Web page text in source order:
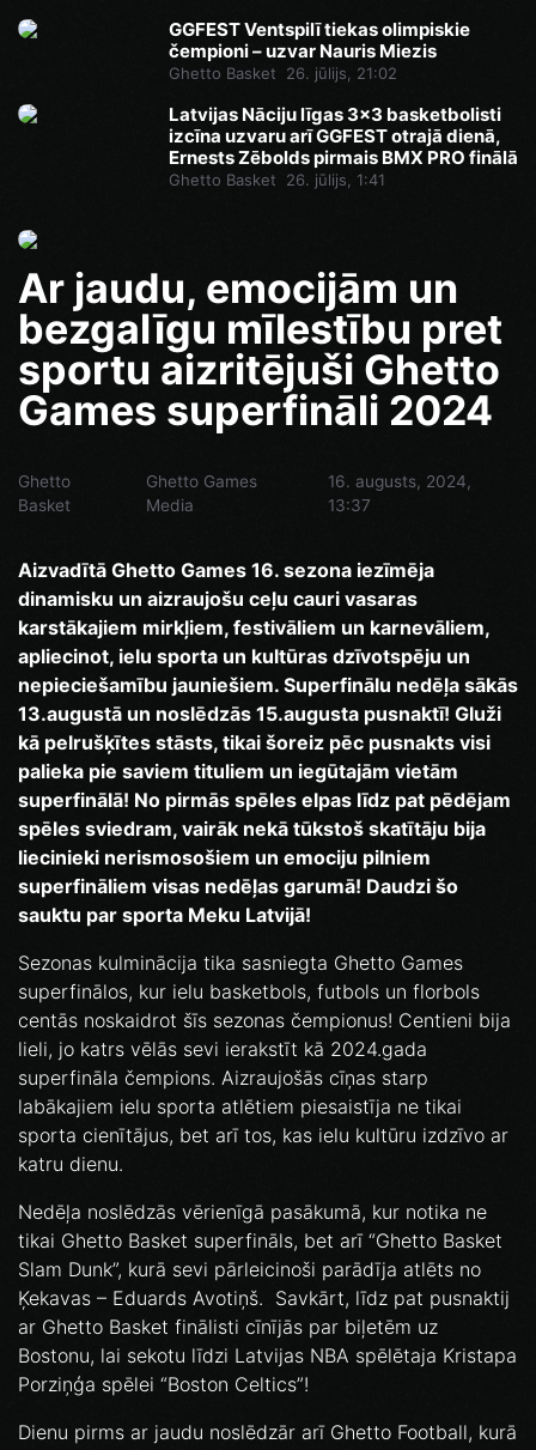
GGFEST Ventspilī tiekas olimpiskie
čempioni – uzvar Nauris Miezis
Ghetto Basket 26. jūlijs, 21:02
Latvijas Nāciju līgas 3x3 basketbolisti
izcīna uzvaru arī GGFEST otrajā dienā,
Ernests Zēbolds pirmais BMX PRO finālā
Ghetto Basket 26. jūlijs, 1:41
Ar jaudu, emocijām un
bezgalīgu mīlestību pret
sportu aizritējuši Ghetto
Games superfināli 2024
Ghetto
Basket
Ghetto Games
Media
16. augusts, 2024,
13:37
Aizvadītā Ghetto Games 16. sezona iezīmēja
dinamisku un aizraujošu ceļu cauri vasaras
karstākajiem mirkļiem, festivāliem un karnevāliem,
apliecinot, ielu sporta un kultūras dzīvotspēju un
nepieciešamību jauniešiem. Superfinālu nedēļa sākās
13.augustā un noslēdzās 15.augusta pusnaktī! Gluži
kā pelrušķītes stāsts, tikai šoreiz pēc pusnakts visi
palieka pie saviem tituliem un iegūtajām vietām
superfinālā! No pirmās spēles elpas līdz pat pēdējam
spēles sviedram, vairāk nekā tūkstoš skatītāju bija
liecinieki nerismosošiem un emociju pilniem
superfināliem visas nedēļas garumā! Daudzi šo
sauktu par sporta Meku Latvijā!
Sezonas kulminācija tika sasniegta Ghetto Games
superfinālos, kur ielu basketbols, futbols un florbols
centās noskaidrot šīs sezonas čempionus! Centieni bija
lieli, jo katrs vēlās sevi ierakstīt kā 2024.gada
superfināla čempions. Aizraujošās cīņas starp
labākajiem ielu sporta atlētiem piesaistīja ne tikai
sporta cienītājus, bet arī tos, kas ielu kultūru izdzīvo ar
katru dienu.
Nedēļa noslēdzās vērienīgā pasākumā, kur notika ne
tikai Ghetto Basket superfināls, bet arī “Ghetto Basket
Slam Dunk”, kurā sevi pārleicinoši parādīja atlēts no
Ķekavas – Eduards Avotiņš. Savkārt, līdz pat pusnaktij
ar Ghetto Basket finālisti cīnījās par biļetēm uz
Bostonu, lai sekotu līdzi Latvijas NBA spēlētaja Kristapa
Porziņģa spēlei “Boston Celtics”!
Dienu pirms ar jaudu noslēdzār arī Ghetto Football, kurā